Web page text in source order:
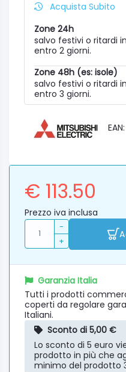
Acquista Subito
Zone 24h
salvo festivi o ritardi
entro 2 giorni.
Zone 48h (es: isole)
salvo festivi o ritardi
entro 3 giorni.
€ 113.50
Prezzo iva inclusa
-
+
Garanzia Italia
Tutti i prodotti
coperti da regolare
Italiani.
Sconto di 5,00 €
Lo sconto di 5 euro
prodotto in più che
minimo del prodotto